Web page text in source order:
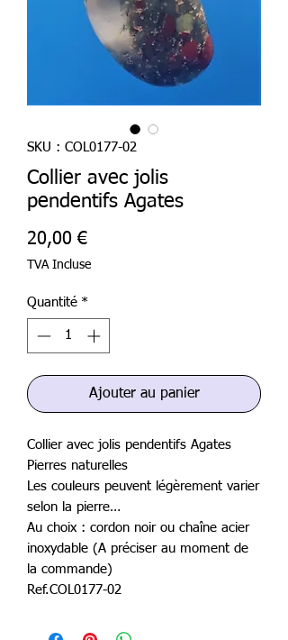
SKU : COL0177-02
Collier avec jolis
pendentifs Agates
20,00 €Prix
TVA Incluse
Quantité *
Ajouter au panier
Collier avec jolis pendentifs Agates
Pierres naturelles
Les couleurs peuvent légèrement varier
selon la pierre…
Au choix : cordon noir ou chaîne acier
inoxydable (A préciser au moment de
la commande)
Ref.COL0177-02